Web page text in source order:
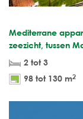
Mediterrane
zeezicht, tussen
2 tot 3
98 tot 130 m2